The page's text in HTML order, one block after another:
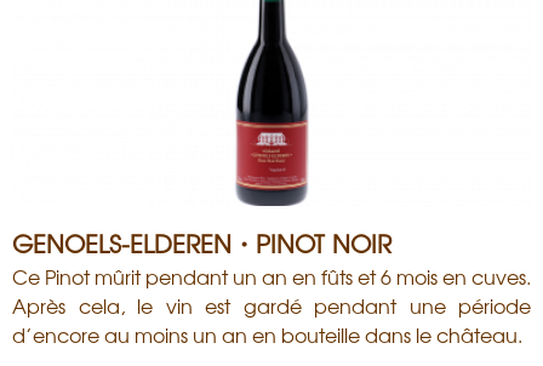
GENOELS-ELDEREN・PINOT NOIR
Ce Pinot mûrit pendant un an en fûts et 6 mois en cuves.
Après cela, le vin est gardé pendant une période
d’encore au moins un an en bouteille dans le château.